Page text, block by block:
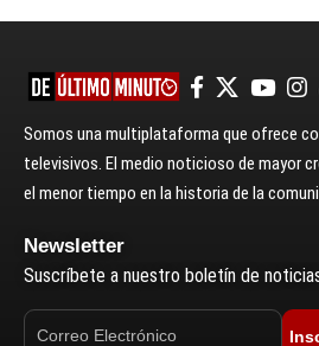
Somos una multiplataforma que ofrece
televisivos. El medio noticioso de mayor
el menor tiempo en la historia de la
Newsletter
Suscríbete a nuestro boletín de